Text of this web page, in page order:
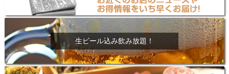
生ビール込み飲み放題！